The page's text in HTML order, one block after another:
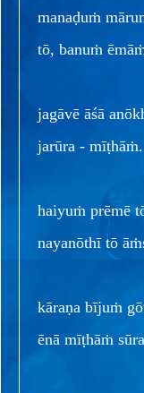
manaḍuṁ
tō, banuṁ
jagāvē āśā
jarūra -
haiyuṁ prēmē
nayanōthī tō
kāraṇa bījuṁ
ēnā mīṭhāṁ